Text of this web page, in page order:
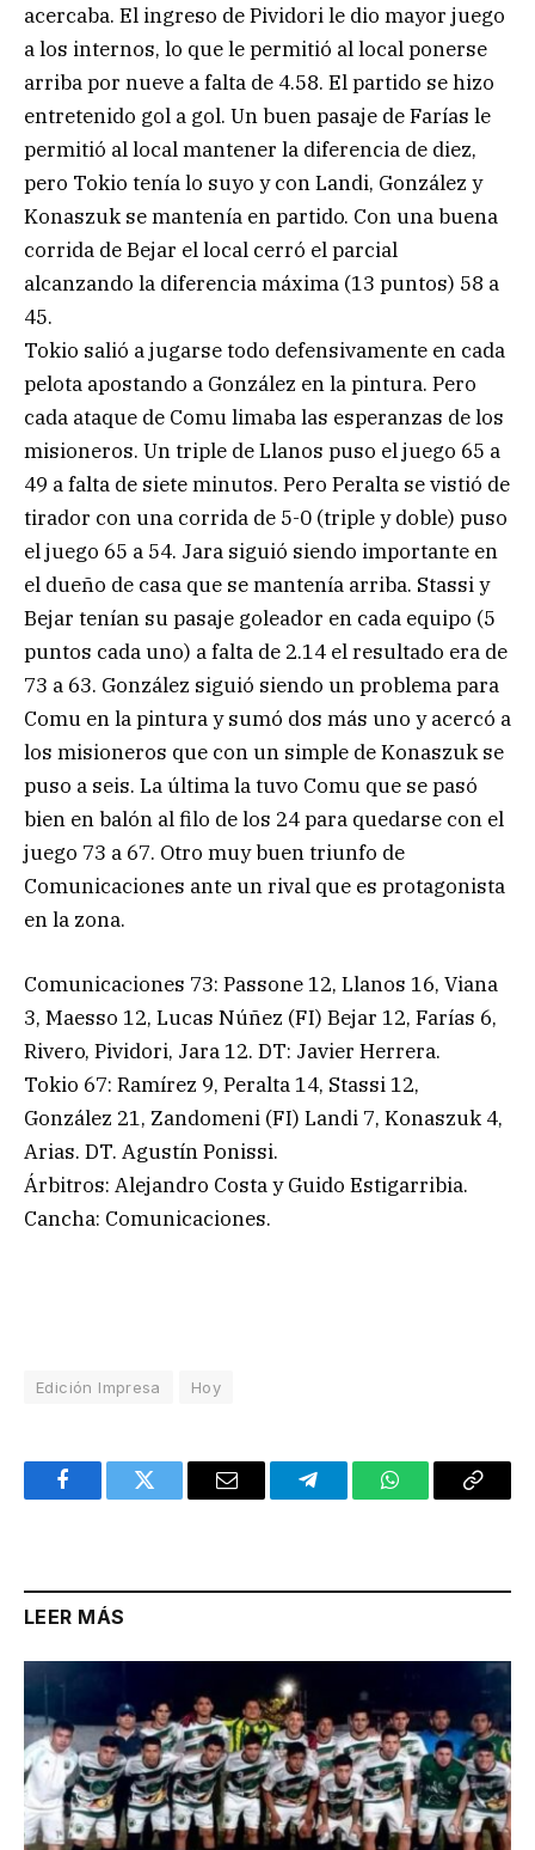
acercaba. El ingreso de Pividori le dio mayor juego
a los internos, lo que le permitió al local ponerse
arriba por nueve a falta de 4.58. El partido se hizo
entretenido gol a gol. Un buen pasaje de Farías le
permitió al local mantener la diferencia de diez,
pero Tokio tenía lo suyo y con Landi, González y
Konaszuk se mantenía en partido. Con una buena
corrida de Bejar el local cerró el parcial
alcanzando la diferencia máxima (13 puntos) 58 a
45.
Tokio salió a jugarse todo defensivamente en cada
pelota apostando a González en la pintura. Pero
cada ataque de Comu limaba las esperanzas de los
misioneros. Un triple de Llanos puso el juego 65 a
49 a falta de siete minutos. Pero Peralta se vistió de
tirador con una corrida de 5-0 (triple y doble) puso
el juego 65 a 54. Jara siguió siendo importante en
el dueño de casa que se mantenía arriba. Stassi y
Bejar tenían su pasaje goleador en cada equipo (5
puntos cada uno) a falta de 2.14 el resultado era de
73 a 63. González siguió siendo un problema para
Comu en la pintura y sumó dos más uno y acercó a
los misioneros que con un simple de Konaszuk se
puso a seis. La última la tuvo Comu que se pasó
bien en balón al filo de los 24 para quedarse con el
juego 73 a 67. Otro muy buen triunfo de
Comunicaciones ante un rival que es protagonista
en la zona.
Comunicaciones 73: Passone 12, Llanos 16, Viana
3, Maesso 12, Lucas Núñez (FI) Bejar 12, Farías 6,
Rivero, Pividori, Jara 12. DT: Javier Herrera.
Tokio 67: Ramírez 9, Peralta 14, Stassi 12,
González 21, Zandomeni (FI) Landi 7, Konaszuk 4,
Arias. DT. Agustín Ponissi.
Árbitros: Alejandro Costa y Guido Estigarribia.
Cancha: Comunicaciones.
Edición Impresa Hoy
FacebookTwitter Email TelegramWhatsAppCopy
LEER MÁS